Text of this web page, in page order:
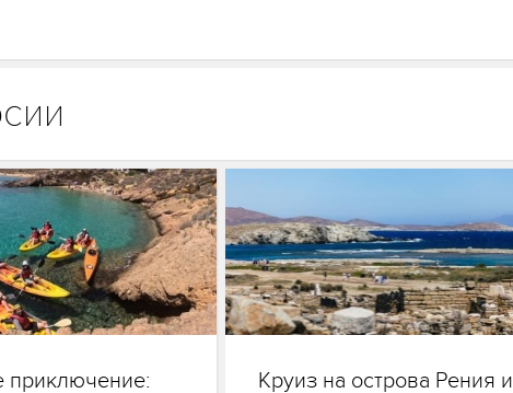
приключение:
Круиз на острова Рения и